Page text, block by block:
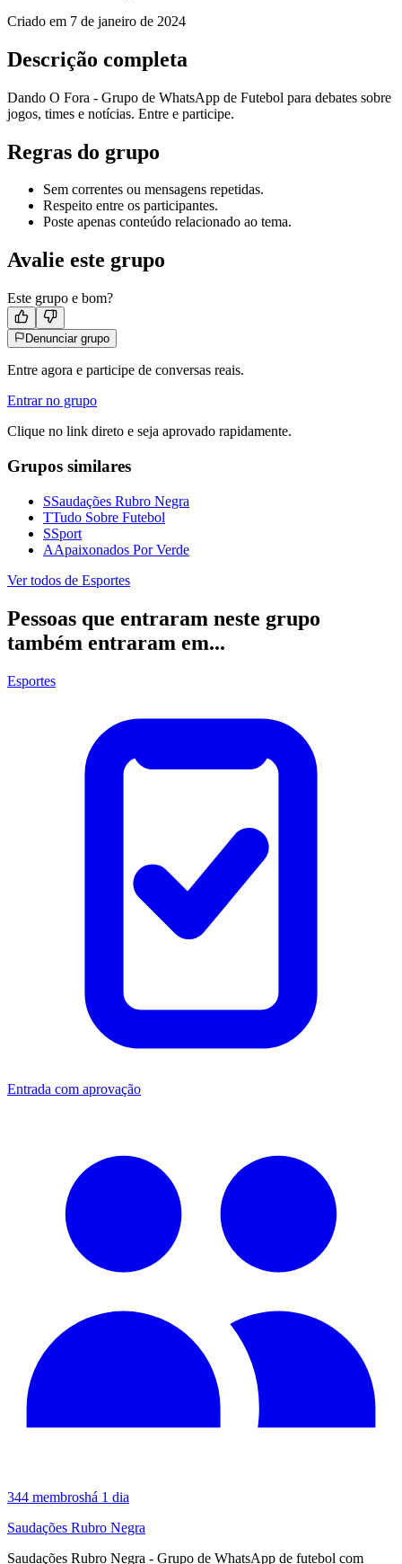
Criado em 7 de janeiro de 2024
Descrição completa
Dando O Fora - Grupo de WhatsApp de Futebol para debates sobre
jogos, times e notícias. Entre e participe.
Regras do grupo
Sem correntes ou mensagens repetidas.
Respeito entre os participantes.
Poste apenas conteúdo relacionado ao tema.
Avalie este grupo
Este grupo e bom?
Denunciar grupo
Entre agora e participe de conversas reais.
Entrar no grupo
Clique no link direto e seja aprovado rapidamente.
Grupos similares
SSaudações Rubro Negra
TTudo Sobre Futebol
SSport
AApaixonados Por Verde
Ver todos de Esportes
Pessoas que entraram neste grupo
também entraram em...
Esportes
Entrada com aprovação
344 membroshá 1 dia
Saudações Rubro Negra
Saudações Rubro Negra - Grupo de WhatsApp de futebol com